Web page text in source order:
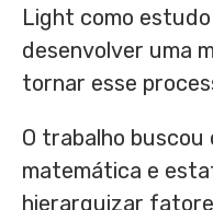
Light como
desenvolver uma
tornar esse
O trabalho buscou
matemática e
hierarquizar